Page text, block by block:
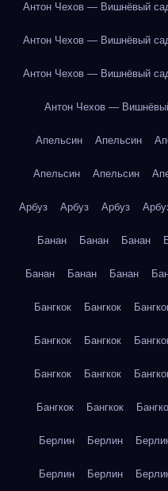
Антон Чехов — Вишнёвый
Антон Чехов — Вишнёвый
Антон Чехов — Вишнёвый
Антон Чехов —
Апельсин Апельсин
Апельсин Апельсин
Арбуз Арбуз Арбуз
Банан Банан Банан
Банан Банан Банан
Бангкок Бангкок
Бангкок Бангкок
Бангкок Бангкок
Бангкок Бангкок
Берлин Берлин
Берлин Берлин